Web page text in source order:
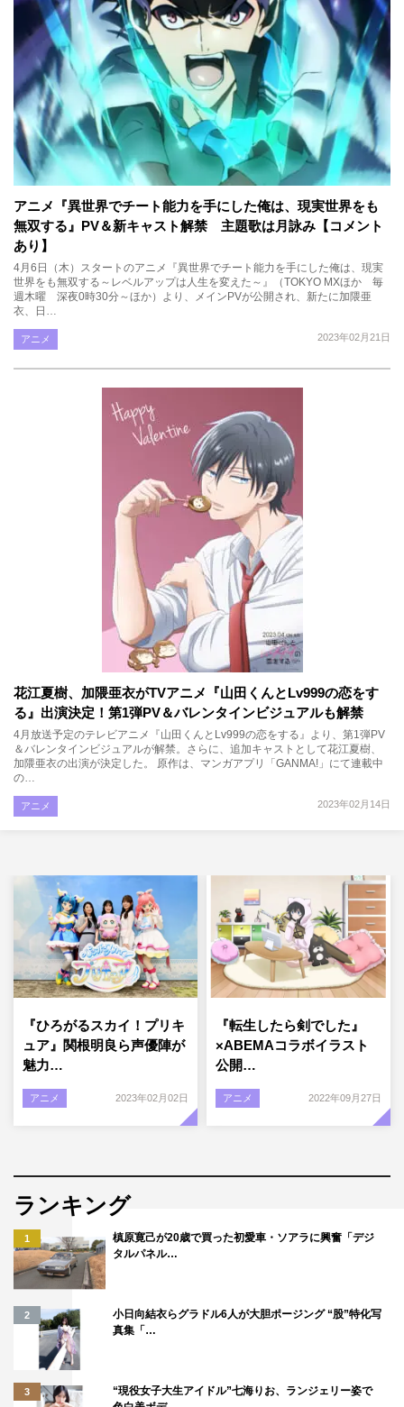
アニメ『異世界でチート能力を手にした俺は、現実世界をも
無双する』PV＆新キャスト解禁 主題歌は月詠み【コメント
あり】
4月6日（木）スタートのアニメ『異世界でチート能力を手にした俺は、現実
世界をも無双する～レベルアップは人生を変えた～』（TOKYO MXほか 毎
週木曜 深夜0時30分～ほか）より、メインPVが公開され、新たに加隈亜
衣、日…
2023年02月21日
アニメ
花江夏樹、加隈亜衣がTVアニメ『山田くんとLv999の恋をす
る』出演決定！第1弾PV＆バレンタインビジュアルも解禁
4月放送予定のテレビアニメ『山田くんとLv999の恋をする』より、第1弾PV
＆バレンタインビジュアルが解禁。さらに、追加キャストとして花江夏樹、
加隈亜衣の出演が決定した。 原作は、マンガアプリ「GANMA!」にて連載中
の…
2023年02月14日
アニメ
『ひろがるスカイ！プリキ
ュア』関根明良ら声優陣が
魅力…
アニメ 2023年02月02日
『転生したら剣でした』
×ABEMAコラボイラスト
公開…
アニメ 2022年09月27日
ランキング
1
槙原寛己が20歳で買った初愛車・ソアラに興奮「デジ
タルパネル…
2
小日向結衣らグラドル6人が大胆ポージング “股”特化写
真集「…
3
“現役女子大生アイドル”七海りお、ランジェリー姿で